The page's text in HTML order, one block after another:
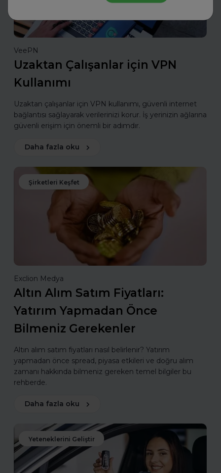
VeePN
Uzaktan Çalışanlar için VPN
Kullanımı
Uzaktan çalışanlar için VPN kullanımı, güvenli internet
bağlantısı sağlayarak verilerinizi korur. İş yerinizin ağlarına
güvenli erişim için önemli bir adımdır.
Daha fazla oku
Şirketleri Keşfet
Exclion Medya
Altın Alım Satım Fiyatları:
Yatırım Yapmadan Önce
Bilmeniz Gerekenler
Altın alım satım fiyatları nasıl belirlenir? Yatırım
yapmadan önce spread, piyasa etkileri ve doğru alım
zamanı hakkında bilmeniz gereken temel bilgiler bu
rehberde.
Daha fazla oku
Yeteneklerini Geliştir